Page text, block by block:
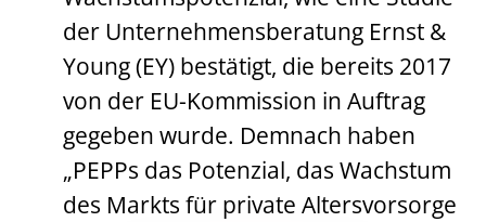
der Unternehmensberatung Ernst &
Young (EY) bestätigt, die bereits 2017
von der EU-Kommission in Auftrag
gegeben wurde. Demnach haben
„PEPPs das Potenzial, das Wachstum
des Markts für private Altersvorsorge